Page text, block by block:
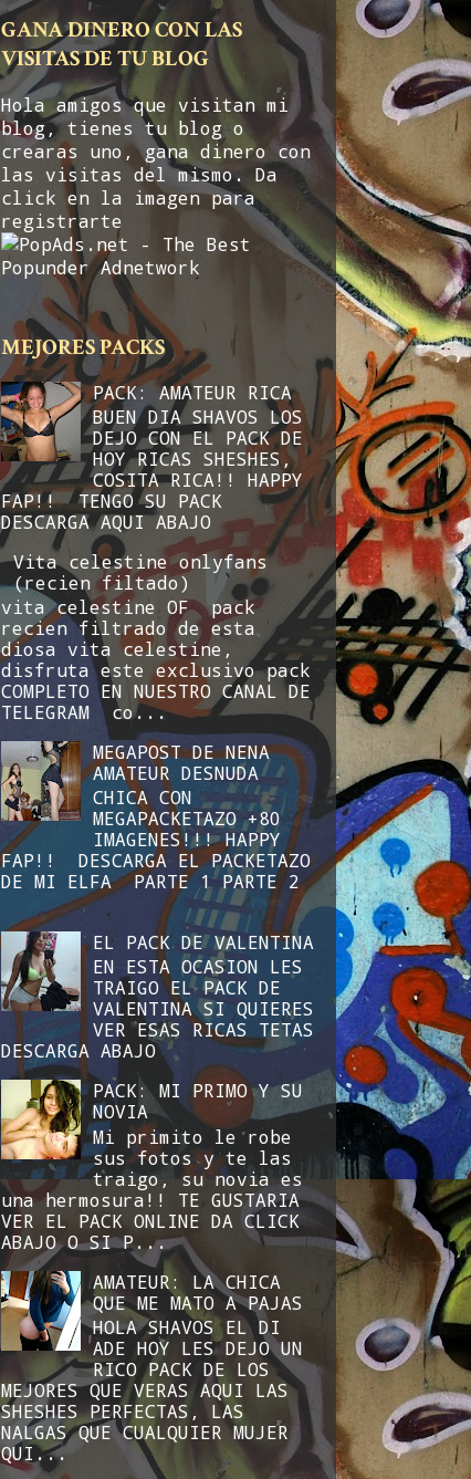
GANA DINERO CON LAS
VISITAS DE TU BLOG
Hola amigos que visitan mi
blog, tienes tu blog o
crearas uno, gana dinero con
las visitas del mismo. Da
click en la imagen para
registrarte
MEJORES PACKS
PACK: AMATEUR RICA
BUEN DIA SHAVOS LOS
DEJO CON EL PACK DE
HOY RICAS SHESHES,
COSITA RICA!! HAPPY
FAP!! TENGO SU PACK
DESCARGA AQUI ABAJO
Vita celestine onlyfans
(recien filtado)
vita celestine OF pack
recien filtrado de esta
diosa vita celestine,
disfruta este exclusivo pack
COMPLETO EN NUESTRO CANAL DE
TELEGRAM co...
MEGAPOST DE NENA
AMATEUR DESNUDA
CHICA CON
MEGAPACKETAZO +80
IMAGENES!!! HAPPY
FAP!! DESCARGA EL PACKETAZO
DE MI ELFA PARTE 1 PARTE 2
EL PACK DE VALENTINA
EN ESTA OCASION LES
TRAIGO EL PACK DE
VALENTINA SI QUIERES
VER ESAS RICAS TETAS
DESCARGA ABAJO
PACK: MI PRIMO Y SU
NOVIA
Mi primito le robe
sus fotos y te las
traigo, su novia es
una hermosura!! TE GUSTARIA
VER EL PACK ONLINE DA CLICK
ABAJO O SI P...
AMATEUR: LA CHICA
QUE ME MATO A PAJAS
HOLA SHAVOS EL DI
ADE HOY LES DEJO UN
RICO PACK DE LOS
MEJORES QUE VERAS AQUI LAS
SHESHES PERFECTAS, LAS
NALGAS QUE CUALQUIER MUJER
QUI...